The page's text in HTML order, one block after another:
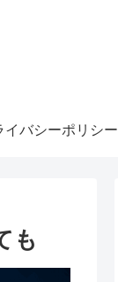
イバシーポリシー
も